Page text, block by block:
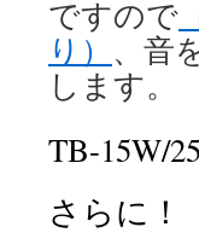
ですので
り） 、音
します。
TB-15W/
さらに！